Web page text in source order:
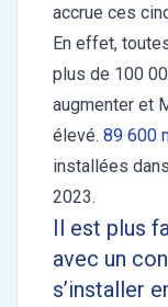
accrue ces
En effet,
plus de 100
augmenter et
élevé. 89 600
installées
2023.
Il est plus
avec un
s’installer